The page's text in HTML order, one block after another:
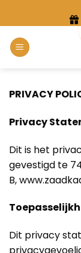
inhoud
PRIVACY
Privacy
Dit is het
gevestigd te
B,
Dit privacy